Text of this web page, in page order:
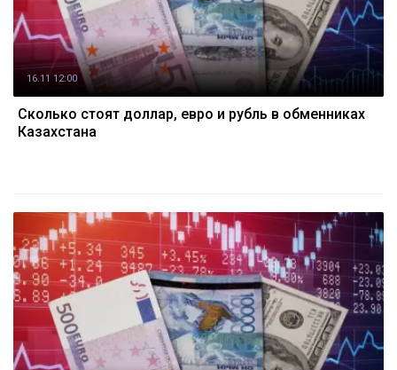
16.11 12:00
Cколько стоят доллар, евро и рубль в обменниках
Казахстана